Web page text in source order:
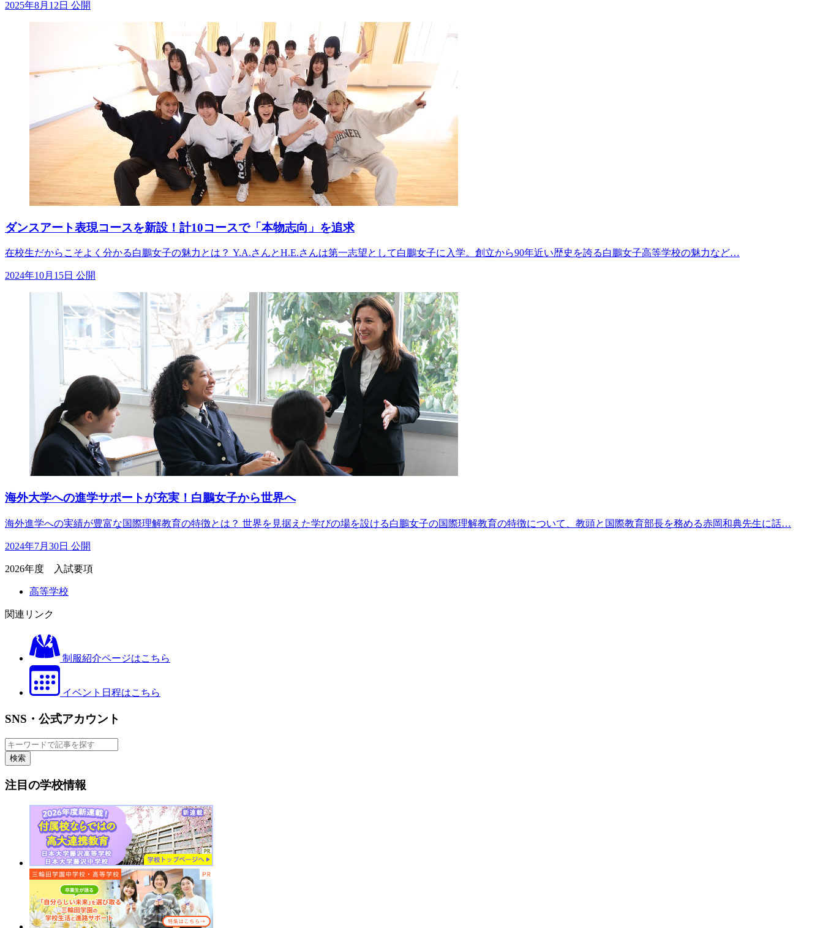
2025年8月12日 公開
ダンスアート表現コースを新設！計10コースで「本物志向」を追求
在校生だからこそよく分かる白鵬女子の魅力とは？ Y.A.さんとH.E.さんは第一志望として白鵬女子に入学。創立から90年近い歴史を誇る白鵬女子高等学校の魅力など…
2024年10月15日 公開
海外大学への進学サポートが充実！白鵬女子から世界へ
海外進学への実績が豊富な国際理解教育の特徴とは？ 世界を見据えた学びの場を設ける白鵬女子の国際理解教育の特徴について、教頭と国際教育部長を務める赤岡和典先生に話…
2024年7月30日 公開
2026年度 入試要項
高等学校
関連リンク
制服紹介ページはこちら
イベント日程はこちら
SNS・公式アカウント
検索
注目の学校情報